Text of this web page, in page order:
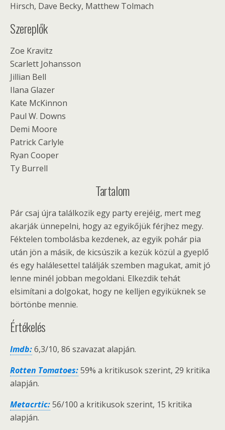
Hirsch, Dave Becky, Matthew Tolmach
Szereplők
Zoe Kravitz
Scarlett Johansson
Jillian Bell
Ilana Glazer
Kate McKinnon
Paul W. Downs
Demi Moore
Patrick Carlyle
Ryan Cooper
Ty Burrell
Tartalom
Pár csaj újra találkozik egy party erejéig, mert meg
akarják ünnepelni, hogy az egyikőjük férjhez megy.
Féktelen tombolásba kezdenek, az egyik pohár pia
után jön a másik, de kicsúszik a kezük közül a gyeplő
és egy halálesettel találják szemben magukat, amit jó
lenne minél jobban megoldani. Elkezdik tehát
elsimítani a dolgokat, hogy ne kelljen egyiküknek se
börtönbe mennie.
Értékelés
Imdb:6,3/10, 86 szavazat alapján.
Rotten Tomatoes:59% a kritikusok szerint, 29 kritika
alapján.
Metacrtic:56/100 a kritikusok szerint, 15 kritika
alapján.